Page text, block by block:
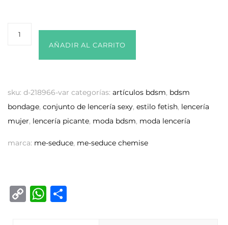
AÑADIR AL CARRITO
sku: d-218966-var categorías: artículos bdsm, bdsm
bondage, conjunto de lencería sexy, estilo fetish, lencería
mujer, lencería picante, moda bdsm, moda lencería
marca: me-seduce, me-seduce chemise
C
W